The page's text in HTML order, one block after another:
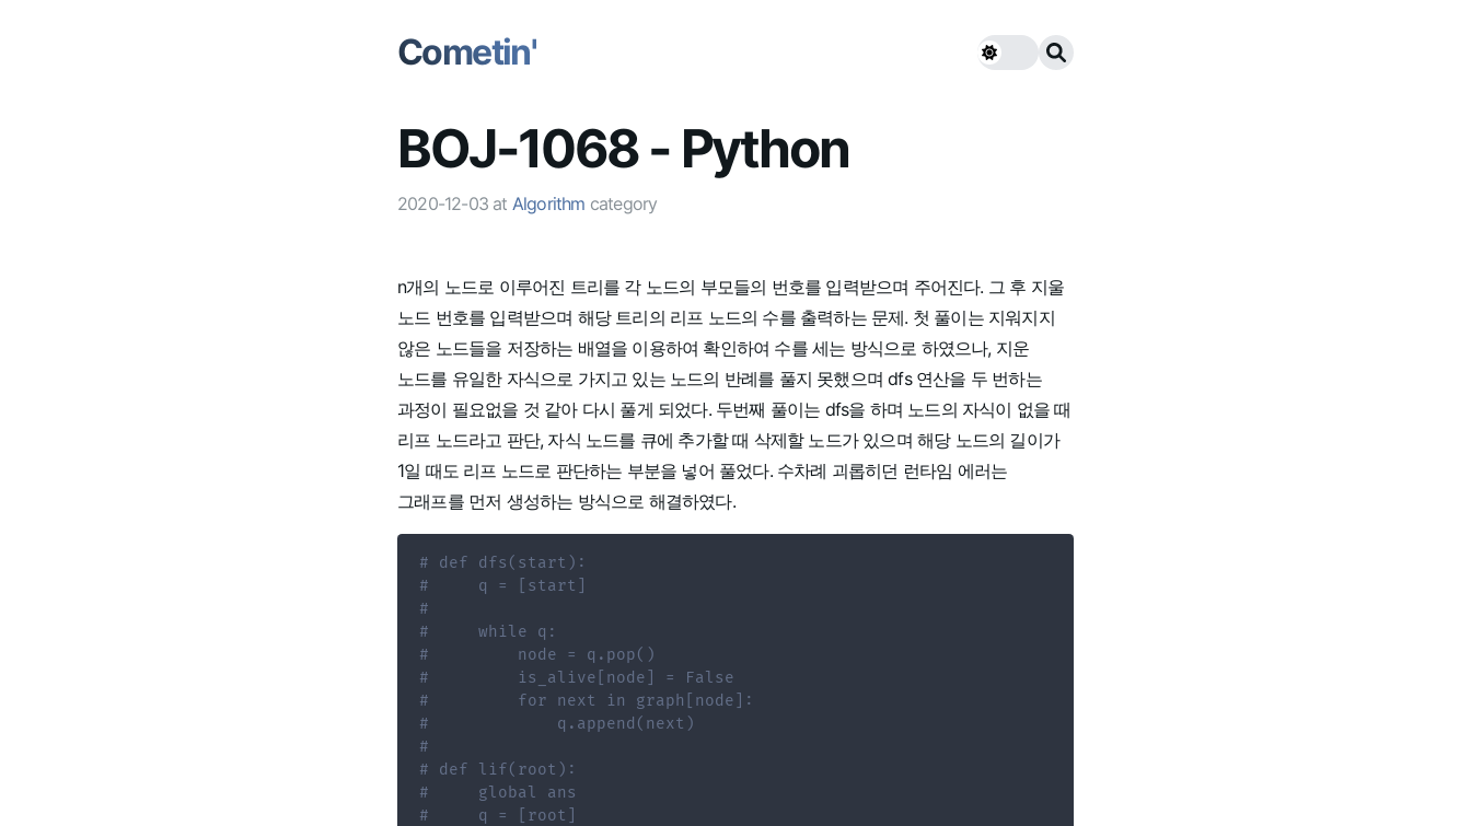
Cometin'
BOJ-1068 - Python
2020-12-03 at Algorithm category
n개의 노드로 이루어진 트리를 각 노드의 부모들의 번호를 입력받으며 주어진다. 그 후 지울
노드 번호를 입력받으며 해당 트리의 리프 노드의 수를 출력하는 문제. 첫 풀이는 지워지지
않은 노드들을 저장하는 배열을 이용하여 확인하여 수를 세는 방식으로 하였으나, 지운
노드를 유일한 자식으로 가지고 있는 노드의 반례를 풀지 못했으며 dfs 연산을 두 번하는
과정이 필요없을 것 같아 다시 풀게 되었다. 두번째 풀이는 dfs을 하며 노드의 자식이 없을 때
리프 노드라고 판단, 자식 노드를 큐에 추가할 때 삭제할 노드가 있으며 해당 노드의 길이가
1일 때도 리프 노드로 판단하는 부분을 넣어 풀었다. 수차례 괴롭히던 런타임 에러는
그래프를 먼저 생성하는 방식으로 해결하였다.
# def dfs(start):
#     q = [start]
#
#     while q:
#         node = q.pop()
#         is_alive[node] = False
#         for next in graph[node]:
#             q.append(next)
#
# def lif(root):
#     global ans
#     q = [root]